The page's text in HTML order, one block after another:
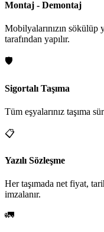
Montaj - Demontaj
Mobilyalarınızın sökülüp
tarafından yapılır.
🛡️
Sigortalı Taşıma
Tüm eşyalarınız taşıma
📋
Yazılı Sözleşme
Her taşımada net fiyat,
imzalanır.
🚛